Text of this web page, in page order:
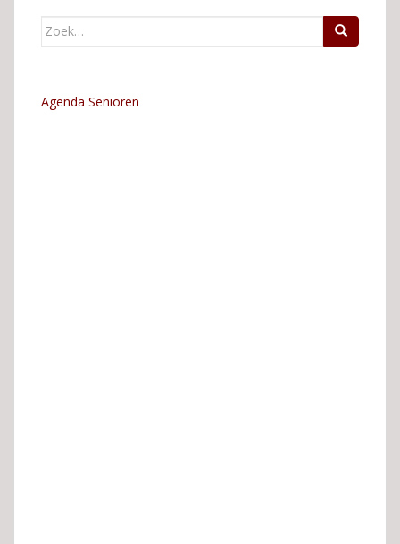
Zoek
Agenda Senioren